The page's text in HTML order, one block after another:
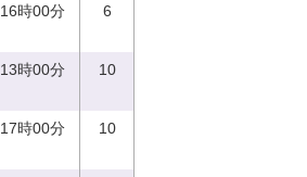
16時00分 6
13時00分 10
17時00分 10